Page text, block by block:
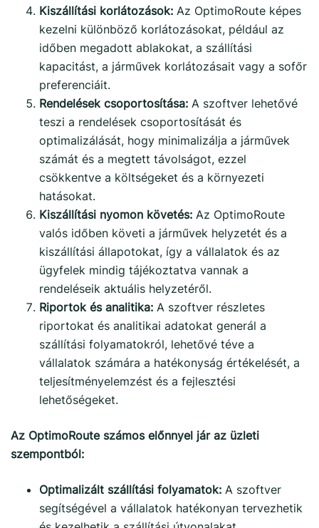
Kiszállítási korlátozások: Az OptimoRoute képes
kezelni különböző korlátozásokat, például az
időben megadott ablakokat, a szállítási
kapacitást, a járművek korlátozásait vagy a sofőr
preferenciáit.
Rendelések csoportosítása: A szoftver lehetővé
teszi a rendelések csoportosítását és
optimalizálását, hogy minimalizálja a járművek
számát és a megtett távolságot, ezzel
csökkentve a költségeket és a környezeti
hatásokat.
Kiszállítási nyomon követés: Az OptimoRoute
valós időben követi a járművek helyzetét és a
kiszállítási állapotokat, így a vállalatok és az
ügyfelek mindig tájékoztatva vannak a
rendeléseik aktuális helyzetéről.
Riportok és analitika: A szoftver részletes
riportokat és analitikai adatokat generál a
szállítási folyamatokról, lehetővé téve a
vállalatok számára a hatékonyság értékelését, a
teljesítményelemzést és a fejlesztési
lehetőségeket.
Az OptimoRoute számos előnnyel jár az üzleti
szempontból:
Optimalizált szállítási folyamatok: A szoftver
segítségével a vállalatok hatékonyan tervezhetik